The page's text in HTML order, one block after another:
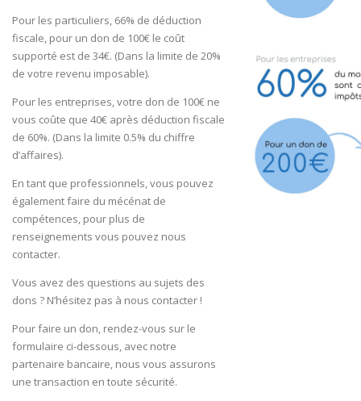
Pour les particuliers, 66% de déduction
fiscale, pour un don de 100€ le coût
supporté est de 34€. (Dans la limite de 20%
de votre revenu imposable).
Pour les entreprises, votre don de 100€ ne
vous coûte que 40€ après déduction fiscale
de 60%. (Dans la limite 0.5% du chiffre
d’affaires).
En tant que professionnels, vous pouvez
également faire du mécénat de
compétences, pour plus de
renseignements vous pouvez nous
contacter.
Vous avez des questions au sujets des
dons ? N’hésitez pas à nous contacter !
Pour faire un don, rendez-vous sur le
formulaire ci-dessous, avec notre
partenaire bancaire, nous vous assurons
une transaction en toute sécurité.